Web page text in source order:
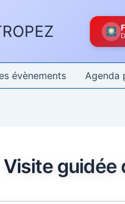
évènements Agenda
Visite guidée